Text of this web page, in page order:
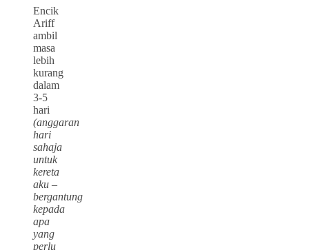
Encik
Ariff
ambil
masa
lebih
kurang
dalam
3-5
hari
(anggaran
hari
sahaja
untuk
kereta
aku –
bergantung
kepada
apa
yang
perlu